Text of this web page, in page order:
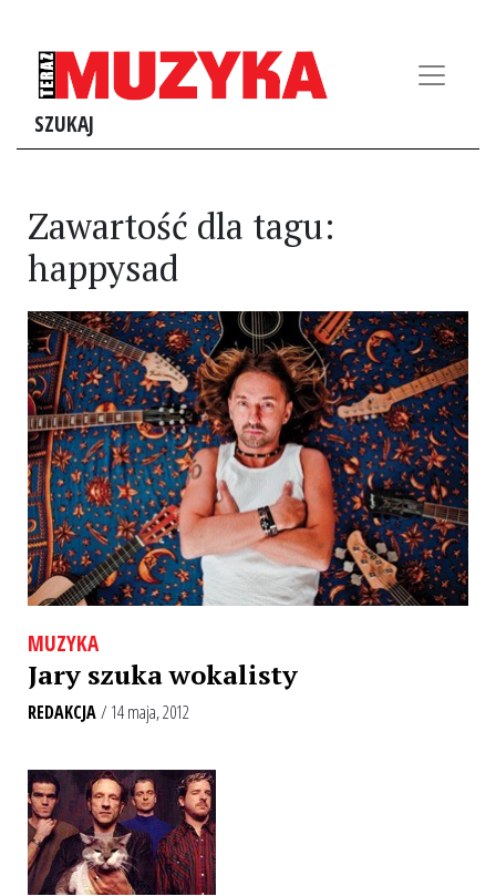
SZUKAJ
Zawartość dla tagu:
happysad
MUZYKA
Jary szuka wokalisty
REDAKCJA/ 14 maja, 2012